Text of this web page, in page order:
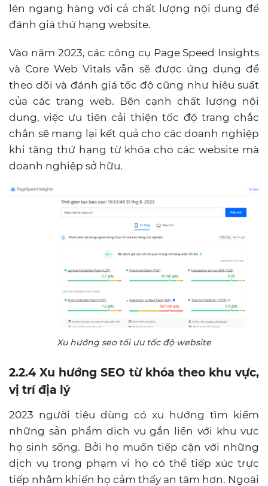
lên ngang hàng với cả chất lượng nội dung để
đánh giá thứ hạng website.
Vào năm 2023, các công cụ Page Speed ​​Insights
và Core Web Vitals vẫn sẽ được ứng dụng để
theo dõi và đánh giá tốc độ cũng như hiệu suất
của các trang web. Bên cạnh chất lượng nội
dung, việc ưu tiên cải thiện tốc độ trang chắc
chắn sẽ mang lại kết quả cho các doanh nghiệp
khi tăng thứ hạng từ khóa cho các website mà
doanh nghiệp sở hữu.
Xu hướng seo tối ưu tốc độ website
2.2.4 Xu hướng SEO từ khóa theo khu vực,
vị trí địa lý
2023 người tiêu dùng có xu hướng tìm kiếm
những sản phẩm dịch vụ gắn liền với khu vực
họ sinh sống. Bởi họ muốn tiếp cận với những
dịch vụ trong phạm vi họ có thể tiếp xúc trực
tiếp nhằm khiến họ cảm thấy an tâm hơn. Ngoài